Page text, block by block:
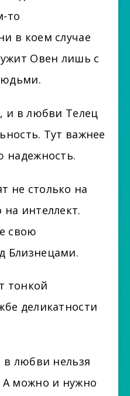
то
в коем случае
Овен лишь с
и в любви Телец
Тут важнее
надежность.
не столько на
интеллект.
свою
Близнецами.
тонкой
деликатности
любви нельзя
А можно и нужно